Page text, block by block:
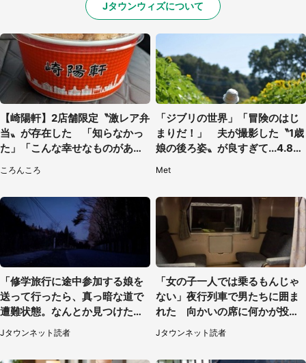
Jタウンウィズについて
【崎陽軒】2店舗限定〝激レア弁
当〟が存在した 「知らなかっ
た」「こんな幸せなものがあっ
ころんころ
「ジブリの世界」「冒険のはじ
まりだ！」 夫が撮影した〝1歳
娘の後ろ姿〟が良すぎて...4.8万
Met
「修学旅行に途中参加する娘を
送って行ったら、真っ暗な道で
遭難状態。なんとか見つけた民
家に助けを求めると、住人の男
性が...」
Jタウンネット読者
「女の子一人では乗るもんじゃ
ない」夜行列車で男たちに囲ま
れた 向かいの席に何かが投げ
られて（秋田県・60代女性）
Jタウンネット読者